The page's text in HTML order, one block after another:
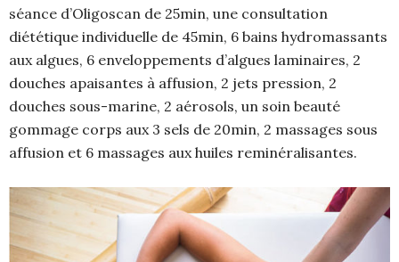
séance d’Oligoscan de 25min, une consultation
diététique individuelle de 45min, 6 bains hydromassants
aux algues, 6 enveloppements d’algues laminaires, 2
douches apaisantes à affusion, 2 jets pression, 2
douches sous-marine, 2 aérosols, un soin beauté
gommage corps aux 3 sels de 20min, 2 massages sous
affusion et 6 massages aux huiles reminéralisantes.